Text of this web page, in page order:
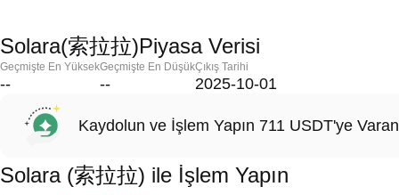
Solara(索拉拉)Piyasa Verisi
Geçmişte En Yüksek
--
Geçmişte En Düşük
--
Çıkış Tarihi
2025-10-01
Kaydolun ve İşlem Yapın 711 USDT'ye
Solara (索拉拉) ile İşlem Yapın